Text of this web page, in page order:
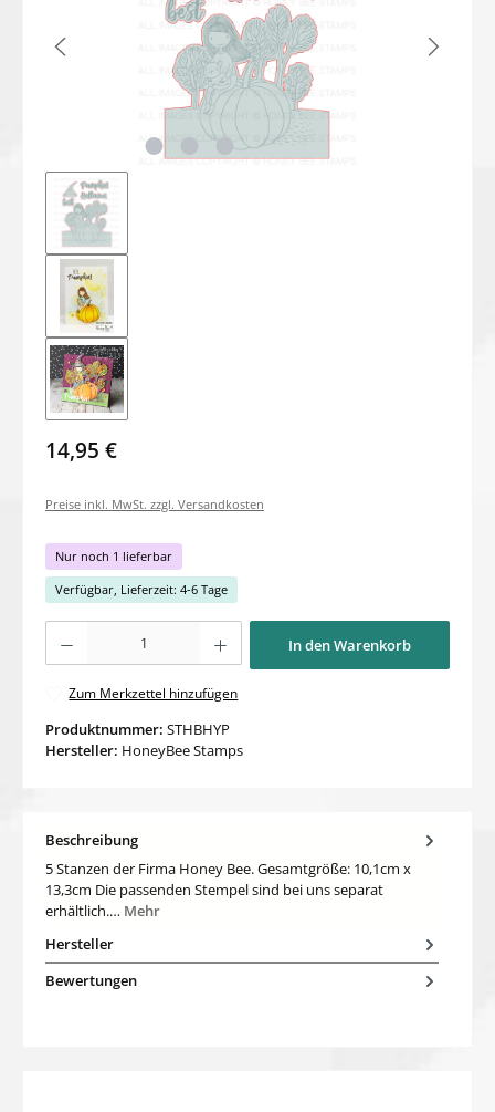
14,95 €
Preise inkl. MwSt. zzgl. Versandkosten
Nur noch 1 lieferbar
Verfügbar, Lieferzeit: 4-6 Tage
In den Warenkorb
Zum Merkzettel hinzufügen
Produktnummer: STHBHYP
Hersteller: HoneyBee Stamps
Beschreibung
5 Stanzen der Firma Honey Bee. Gesamtgröße: 10,1cm x
13,3cm Die passenden Stempel sind bei uns separat
erhältlich.… Mehr
Hersteller
Bewertungen